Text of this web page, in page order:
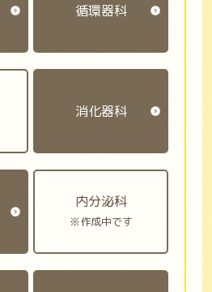
循環器科
消化器科
内分泌科
※作成中です